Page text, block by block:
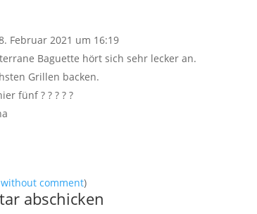
Februar 2021 um 16:19
Baguette hört sich sehr lecker an.
Grillen backen.
fünf ? ? ? ? ?
comment)
abschicken